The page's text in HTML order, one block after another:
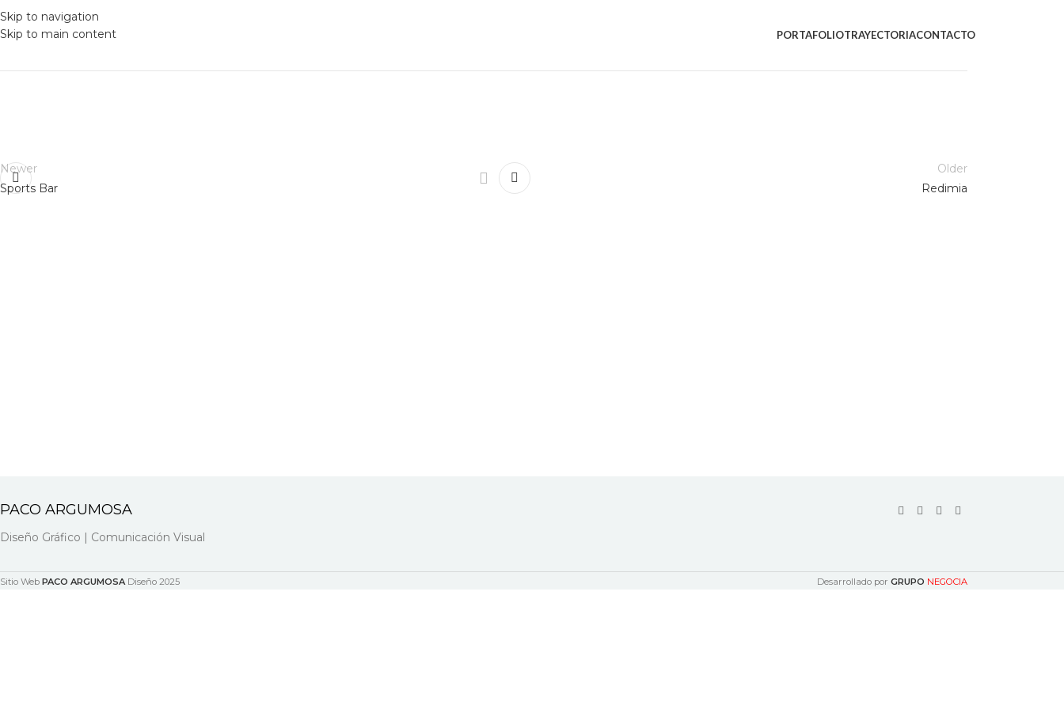
Skip to navigation
Skip to main content
PORTAFOLIOTRAYECTORIACONTACTO
Newer
Sports Bar
Older
Redimia
PACO ARGUMOSA
Diseño Gráfico | Comunicación Visual
Sitio Web PACO ARGUMOSADiseño 2025 Desarrollado por GRUPO NEGOCIA